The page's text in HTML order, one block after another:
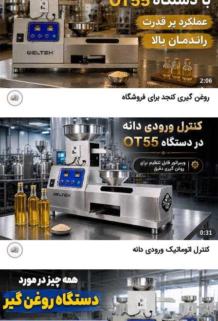
2:06
روغن گیری کنجد برای فروشگاه
0:31
کنترل اتوماتیک ورودی دانه